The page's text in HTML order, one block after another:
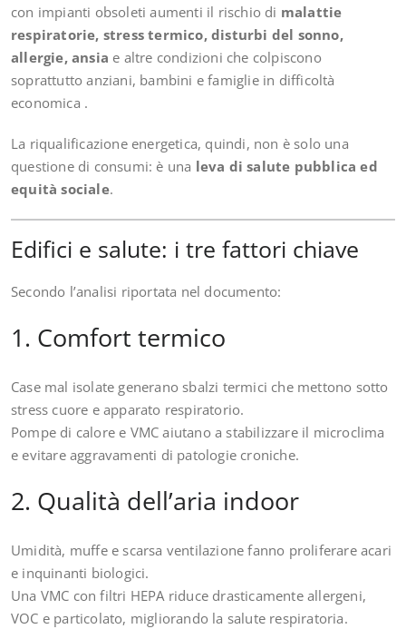
con impianti obsoleti aumenti il rischio di malattie
respiratorie, stress termico, disturbi del sonno,
allergie, ansia e altre condizioni che colpiscono
soprattutto anziani, bambini e famiglie in difficoltà
economica .
La riqualificazione energetica, quindi, non è solo una
questione di consumi: è una leva di salute pubblica ed
equità sociale.
Edifici e salute: i tre fattori chiave
Secondo l’analisi riportata nel documento:
1. Comfort termico
Case mal isolate generano sbalzi termici che mettono sotto
stress cuore e apparato respiratorio.
Pompe di calore e VMC aiutano a stabilizzare il microclima
e evitare aggravamenti di patologie croniche.
2. Qualità dell’aria indoor
Umidità, muffe e scarsa ventilazione fanno proliferare acari
e inquinanti biologici.
Una VMC con filtri HEPA riduce drasticamente allergeni,
VOC e particolato, migliorando la salute respiratoria.